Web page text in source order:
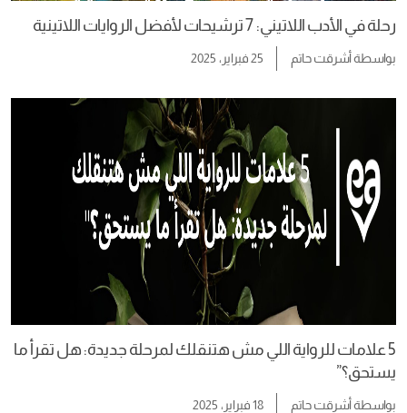
رحلة في الأدب اللاتيني: 7 ترشيحات لأفضل الروايات اللاتينية
بواسطةأشرقت حاتم 25 فبراير، 2025
5 علامات للرواية اللي مش هتنقلك لمرحلة جديدة: هل تقرأ ما
يستحق؟”
بواسطةأشرقت حاتم 18 فبراير، 2025